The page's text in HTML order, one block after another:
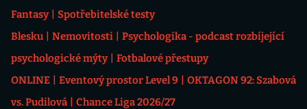
Fantasy
Spotřebitelské testy
Blesku
Nemovitosti
Psychologika - podcast rozbíjející
psychologické mýty
Fotbalové přestupy
ONLINE
Eventový prostor Level 9
OKTAGON 92: Szabová
vs. Pudilová
Chance Liga 2026/27